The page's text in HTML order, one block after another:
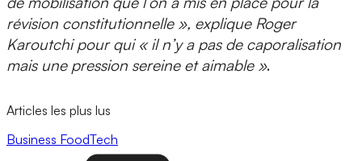
révision constitutionnelle », explique Roger
Karoutchi pour qui « il n’y a pas de caporalisation
mais une pression sereine et aimable ».
Articles les plus lus
Business FoodTech